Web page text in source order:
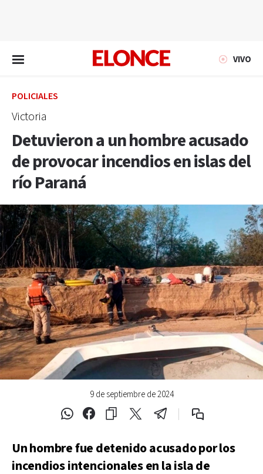
VIVO
POLICIALES
Victoria
Detuvieron a un hombre acusado
de provocar incendios en islas del
río Paraná
9 de septiembre de 2024
Un hombre fue detenido acusado por los
incendios intencionales en la isla de